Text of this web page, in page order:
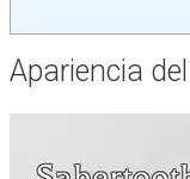
Apariencia